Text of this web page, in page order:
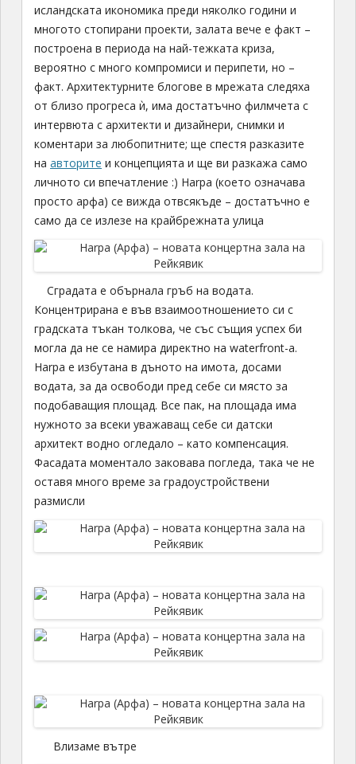
исландската икономика преди няколко години и
многото стопирани проекти, залата вече е факт –
построена в периода на най-тежката криза,
вероятно с много компромиси и перипети, но –
факт. Архитектурните блогове в мрежата следяха
от близо прогреса ѝ, има достатъчно филмчета с
интервюта с архитекти и дизайнери, снимки и
коментари за любопитните; ще спестя разказите
на авторите и концепцията и ще ви разкажа само
личното си впечатление :) Harpa (което означава
просто арфа) се вижда отвсякъде – достатъчно е
само да се излезе на крайбрежната улица
Сградата е обърнала гръб на водата.
Концентрирана e във взаимоотношението си с
градската тъкан толкова, че със същия успех би
могла да не се намира директно на waterfront-а.
Harpa е избутана в дъното на имота, досами
водата, за да освободи пред себе си място за
подобаващия площад. Все пак, на площада има
нужното за всеки уважаващ себе си датски
архитект водно огледало – като компенсация.
Фасадата моментало заковава погледа, така че не
оставя много време за градоустройствени
размисли
Влизаме вътре